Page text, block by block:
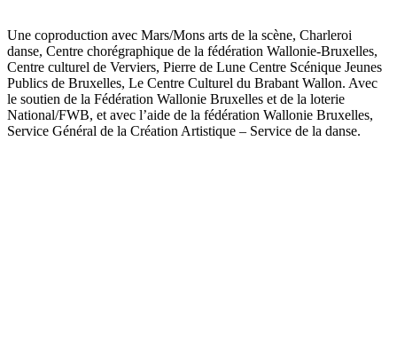
Une coproduction avec Mars/Mons arts de la scène, Charleroi
danse, Centre chorégraphique de la fédération Wallonie-Bruxelles,
Centre culturel de Verviers, Pierre de Lune Centre Scénique Jeunes
Publics de Bruxelles, Le Centre Culturel du Brabant Wallon. Avec
le soutien de la Fédération Wallonie Bruxelles et de la loterie
National/FWB, et avec l’aide de la fédération Wallonie Bruxelles,
Service Général de la Création Artistique – Service de la danse.